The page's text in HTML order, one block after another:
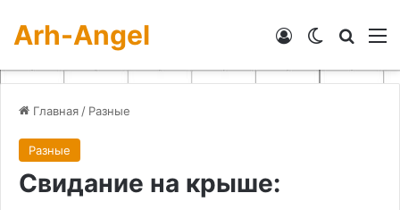
Arh-Angel Switch skin
Войти
Главная / Разные
Разные
Свидание на крыше: